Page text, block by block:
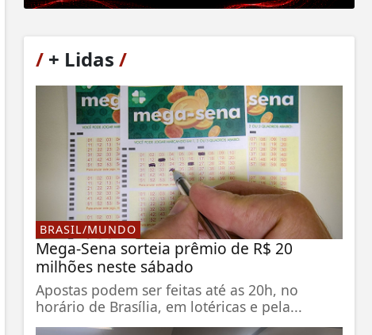
/+ Lidas /
BRASIL/MUNDO
Mega-Sena sorteia prêmio de R$ 20
milhões neste sábado
Apostas podem ser feitas até as 20h, no
horário de Brasília, em lotéricas e pela...